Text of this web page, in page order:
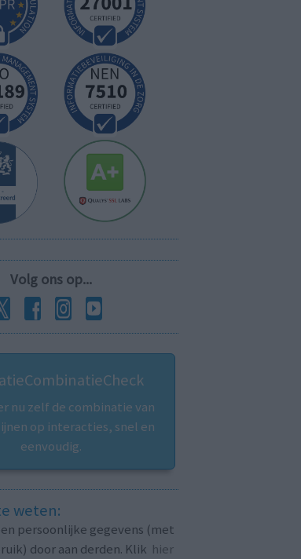
Volg ons op...
nu zelf de combinatie van
op interacties, snel en
eenvoudig.
weten:
persoonlijke gegevens (met
door aan derden. Klik hier